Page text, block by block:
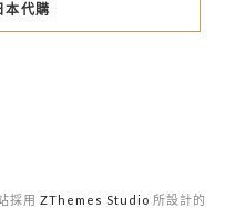
代購
採用 ZThemes Studio 所設計的